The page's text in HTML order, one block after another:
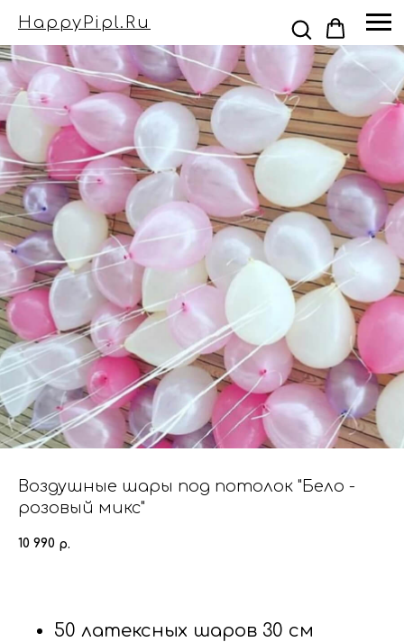
HappyPipl.ru
Воздушные шары под потолок "Бело -
розовый микс"
10 990 р.
50 латексных шаров 30 см